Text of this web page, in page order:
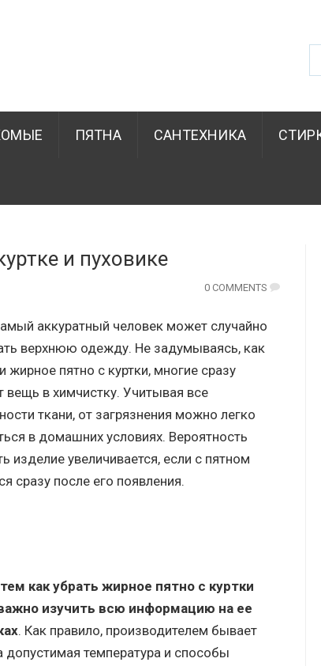
ПЯТНА САНТЕХНИКА
и пуховике
0 COMMENTS
аккуратный человек может случайно
верхнюю одежду. Не задумываясь, как
жирное пятно с куртки, многие сразу
вещь в химчистку. Учитывая все
ткани, от загрязнения можно легко
в домашних условиях. Вероятность
изделие увеличивается, если с пятном
сразу после его появления.
как убрать жирное пятно с куртки
изучить всю информацию на ее
. Как правило, производителем бывает
допустимая температура и способы